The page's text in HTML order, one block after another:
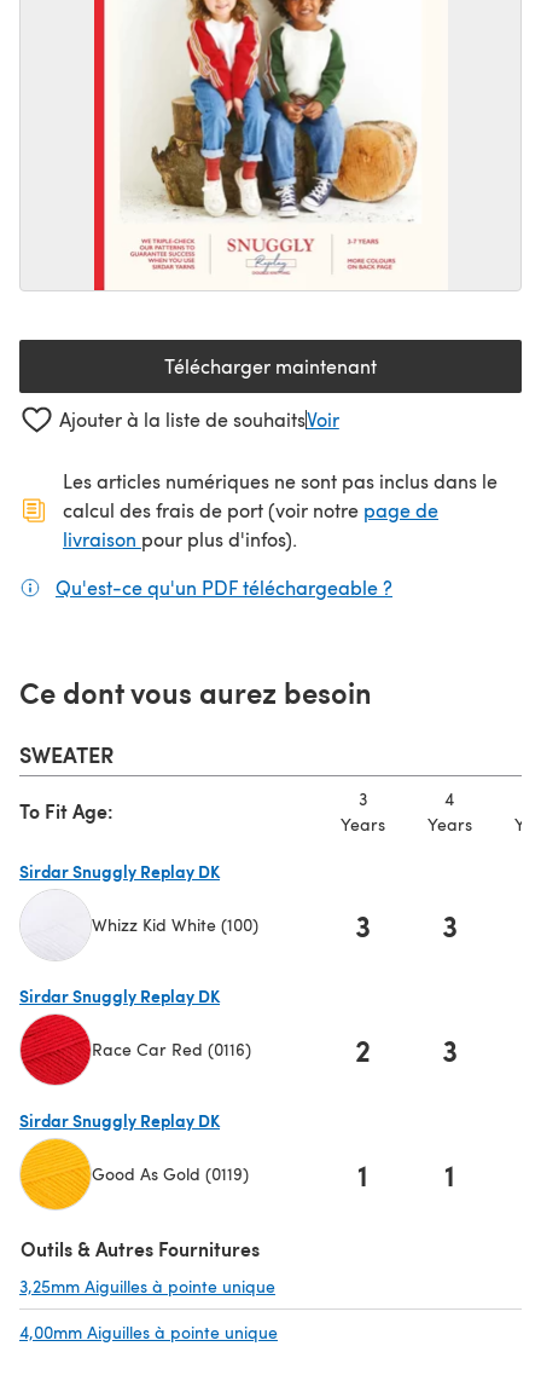
Télécharger maintenant(s'ouvre dans un nouvel
Ajouter à la liste de souhaitsVoir
Les articles numériques ne sont pas inclus dans le
calcul des frais de port (voir notre page de
livraison (s'ouvre dans un nouvel onglet)
pour plus d'infos).
Qu'est-ce qu'un PDF téléchargeable ?
Ce dont vous aurez besoin
SWEATER
To Fit Age:
3
Years
4
Years
Sirdar Snuggly Replay DK
Whizz Kid White (100) 3 3
Sirdar Snuggly Replay DK
Race Car Red (0116) 2 3
Sirdar Snuggly Replay DK
Good As Gold (0119) 1 1
Outils & Autres Fournitures
3,25mm Aiguilles à pointe unique
4,00mm Aiguilles à pointe unique